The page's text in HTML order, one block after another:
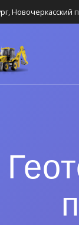
Новочеркасский